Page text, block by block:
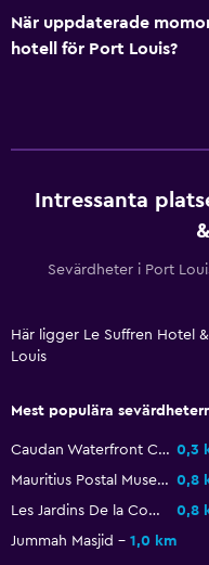
Internet
Brandsläckare
Gratis WiFi
Handdukar
Adapter
Balsam
Högre toalett
Hårfön
När uppdaterade
hotell för Port Louis?
Intressanta
Sevärdheter i Port
Här ligger Le Suffren Hotel
Louis
Mest populära
Caudan Waterfront Casino 0,3
Mauritius Postal Museum 0,8
Les Jardins De la Compagnie
0,8
Jummah Masjid
1,0 km